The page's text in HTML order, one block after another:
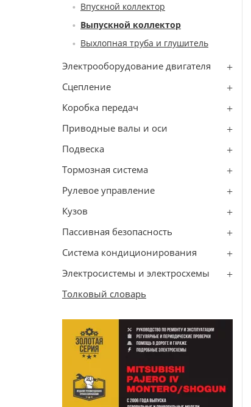
Впускной коллектор
Выпускной коллектор
Выхлопная труба и глушитель
Электрооборудование двигателя
Сцепление
Коробка передач
Приводные валы и оси
Подвеска
Тормозная система
Рулевое управление
Кузов
Пассивная безопасность
Система кондиционирования
Электросистемы и электросхемы
Толковый словарь